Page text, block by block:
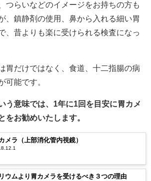
つらいなどのイメージをお持ちの方も
、鎮静剤の使用、鼻から入れる細い胃
、昔よりも楽に受けられる検査になっ
胃だけではなく、食道、十二指腸の病
可能です。
う意味では、1年に1回を目安に胃カメ
をお勧めいたします。
メラ（上部消化管内視鏡）
ウムより胃カメラを受けるべき３つの理由